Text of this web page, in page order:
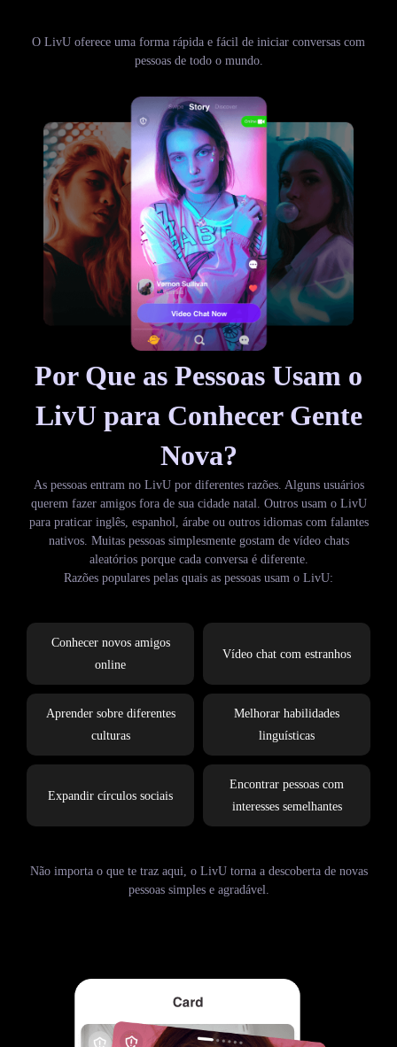
O LivU oferece uma forma rápida e fácil de iniciar conversas com
pessoas de todo o mundo.
Por Que as Pessoas Usam o
LivU para Conhecer Gente
Nova?
As pessoas entram no LivU por diferentes razões. Alguns usuários
querem fazer amigos fora de sua cidade natal. Outros usam o LivU
para praticar inglês, espanhol, árabe ou outros idiomas com falantes
nativos. Muitas pessoas simplesmente gostam de vídeo chats
aleatórios porque cada conversa é diferente.
Razões populares pelas quais as pessoas usam o LivU:
Conhecer novos amigos
online
Vídeo chat com estranhos
Aprender sobre diferentes
culturas
Melhorar habilidades
linguísticas
Expandir círculos sociais
Encontrar pessoas com
interesses semelhantes
Não importa o que te traz aqui, o LivU torna a descoberta de novas
pessoas simples e agradável.